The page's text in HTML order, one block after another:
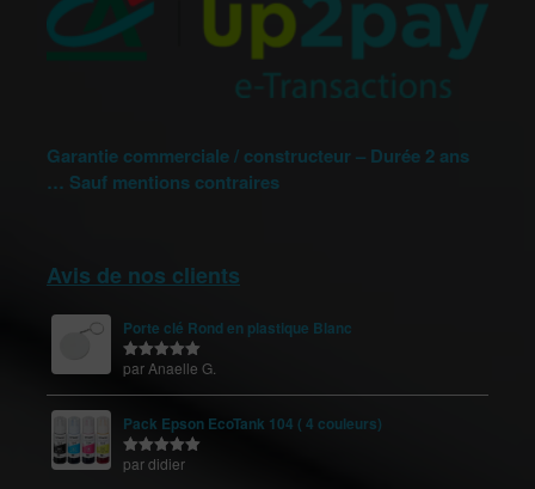
Garantie commerciale / constructeur – Durée 2 ans
… Sauf mentions contraires
Avis de nos clients
Porte clé Rond en plastique Blanc
Note5sur
par Anaelle G.
Pack Epson EcoTank 104 ( 4 couleurs)
Note 5sur
par didier